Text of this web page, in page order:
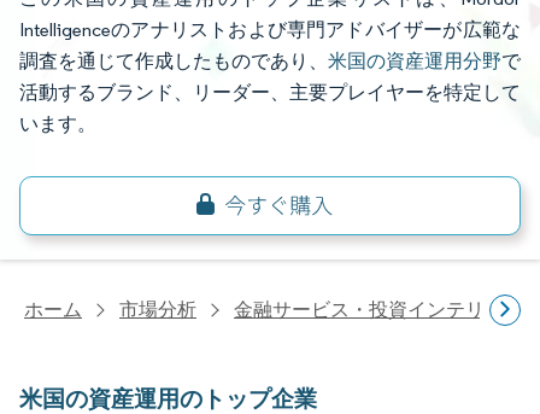
Intelligenceのアナリストおよび専門アドバイザーが広範な
調査を通じて作成したものであり、 米国の資産運用分野で
活動するブランド、リーダー、主要プレイヤーを特定して
います。
ホーム 市場分析 金融サービス・投資インテリジェ
米国の資産運用のトップ企業